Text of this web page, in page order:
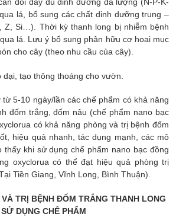
lá, bổ sung các chất dinh dưỡng trung –
Z, Si…). Thời kỳ thanh long bị nhiễm bệnh
lá. Lưu ý bổ sung phân hữu cơ hoai mục
cho cây (theo nhu cầu của cây).
tạo thông thoáng cho vườn.
5-10 ngày/lần các chế phẩm có khả năng
đốm trắng, đốm nâu (chế phẩm nano bạc
có khả năng phòng và trị bệnh đốm
hiệu quả nhanh, tác dụng mạnh, các mô
thấy khi sử dụng chế phẩm nano bạc đồng
oxyclorua có thể đạt hiệu quả phòng trị
Tiền Giang, Vĩnh Long, Bình Thuận).
TRỊ BỆNH ĐỐM TRẮNG THANH LONG
SỬ DỤNG CHẾ PHẨM